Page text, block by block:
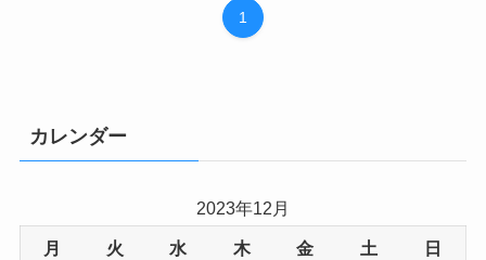
1
カレンダー
2023年12月
月 火 水 木 金 土 日